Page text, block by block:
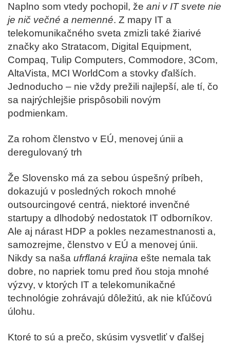
Naplno som vtedy pochopil, že ani v IT svete nie
je nič večné a nemenné. Z mapy IT a
telekomunikačného sveta zmizli také žiarivé
značky ako Stratacom, Digital Equipment,
Compaq, Tulip Computers, Commodore, 3Com,
AltaVista, MCI WorldCom a stovky ďalších.
Jednoducho – nie vždy prežili najlepší, ale tí, čo
sa najrýchlejšie prispôsobili novým
podmienkam.
Za rohom členstvo v EÚ, menovej únii a
deregulovaný trh
Že Slovensko má za sebou úspešný príbeh,
dokazujú v posledných rokoch mnohé
outsourcingové centrá, niektoré invenčné
startupy a dlhodobý nedostatok IT odborníkov.
Ale aj nárast HDP a pokles nezamestnanosti a,
samozrejme, členstvo v EÚ a menovej únii.
Nikdy sa naša ufrflaná krajina ešte nemala tak
dobre, no napriek tomu pred ňou stoja mnohé
výzvy, v ktorých IT a telekomunikačné
technológie zohrávajú dôležitú, ak nie kľúčovú
úlohu.
Ktoré to sú a prečo, skúsim vysvetliť v ďalšej